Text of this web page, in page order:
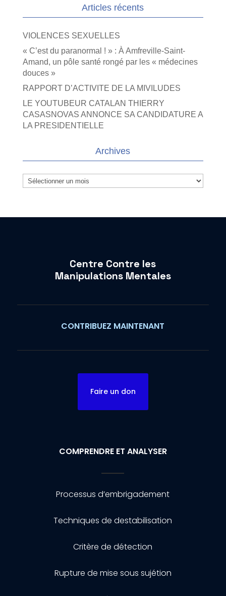
Articles récents
VIOLENCES SEXUELLES
« C’est du paranormal ! » : À Amfreville-Saint-
Amand, un pôle santé rongé par les « médecines
douces »
RAPPORT D’ACTIVITE DE LA MIVILUDES
LE YOUTUBEUR CATALAN THIERRY
CASASNOVAS ANNONCE SA CANDIDATURE A
LA PRESIDENTIELLE
Archives
Archives
Centre Contre les
Manipulations Mentales
CONTRIBUEZ MAINTENANT
Faire un don
COMPRENDRE ET ANALYSER
Processus d’embrigadement
Techniques de destabilisation
Critère de détection
Rupture de mise sous sujétion